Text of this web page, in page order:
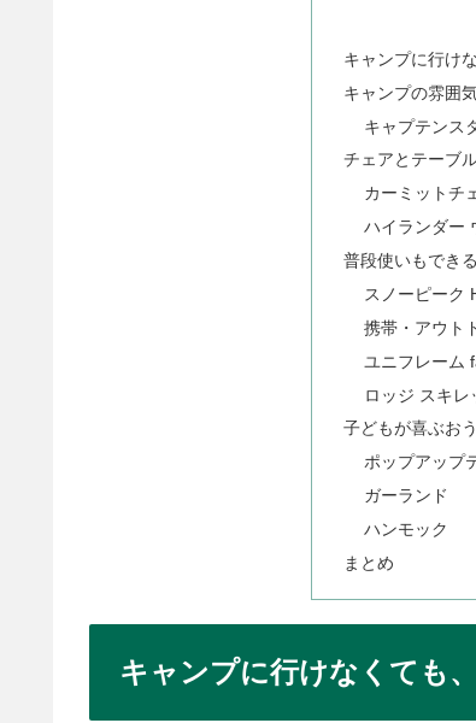
キャンプに行け
キャンプの雰囲
キャプテンス
チェアとテーブ
カーミットチ
ハイランダー
普段使いもでき
スノーピーク
携帯・アウト
ユニフレーム
ロッジ スキレ
子どもが喜ぶお
ポップアップ
ガーランド
ハンモック
まとめ
キャンプに行けなくても